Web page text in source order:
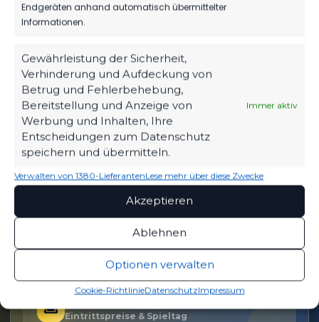
Endgeräten anhand automatisch übermittelter
Informationen.
Gewährleistung der Sicherheit,
Verhinderung und Aufdeckung von
Betrug und Fehlerbehebung,
Bereitstellung und Anzeige von
Werbung und Inhalten, Ihre
Entscheidungen zum Datenschutz
speichern und übermitteln.
Immer aktiv
Verwalten von 1380-LieferantenLese mehr über diese Zwecke
Akzeptieren
Ablehnen
Optionen verwalten
Cookie-RichtlinieDatenschutzImpressum
DEIN HEIMSPIEL. DEIN FSV.
Tickets, Spielplan, News und Vereinsinfos – alles
kompakt auf einen Blick.
Eintrittspreise & Spieltag